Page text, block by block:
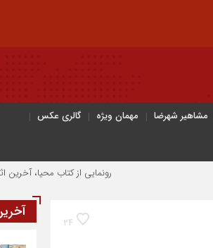
مشاهیر شهرضا مهمان ویژه
گالری عکس
رونمایی از کتاب محیا، آخرین اثر نویسنده
24